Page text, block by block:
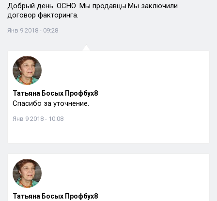
Добрый день. ОСНО. Мы продавцы.Мы заключили
договор факторинга.
Янв 9 2018 - 09:28
Татьяна Босых Профбух8
Спасибо за уточнение.
Янв 9 2018 - 10:08
Татьяна Босых Профбух8